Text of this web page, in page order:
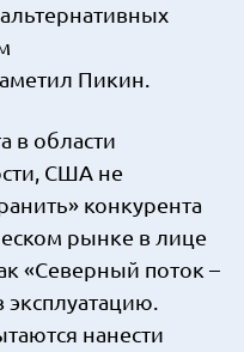
Пикин.
в области
США не
конкурента
рынке в лице
«Северный поток –
нанести